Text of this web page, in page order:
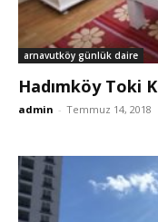
arnavutköy günlük daire
Hadımköy Toki
admin - Temmuz 14, 2018